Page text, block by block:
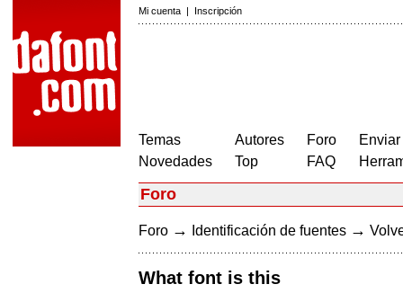
Mi cuenta | Inscripción
Temas
Novedades
Autores
Top
Foro
FAQ
Foro
Foro → Identificación de fuentes →
What font is this